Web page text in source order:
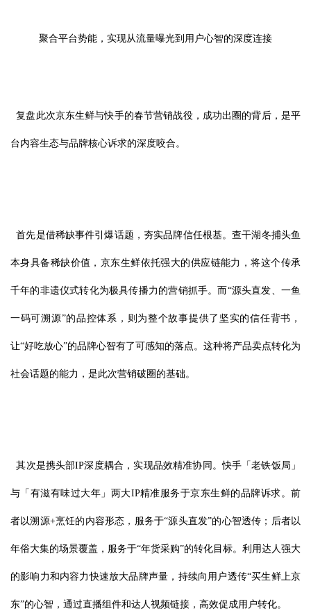
聚合平台势能，实现从流量曝光到用户心智的深度连接
复盘此次京东生鲜与快手的春节营销战役，成功出圈的背后，是平
台内容生态与品牌核心诉求的深度咬合。
首先是借稀缺事件引爆话题，夯实品牌信任根基。查干湖冬捕头鱼
本身具备稀缺价值，京东生鲜依托强大的供应链能力，将这个传承
千年的非遗仪式转化为极具传播力的营销抓手。而“源头直发、一鱼
一码可溯源”的品控体系，则为整个故事提供了坚实的信任背书，
让“好吃放心”的品牌心智有了可感知的落点。这种将产品卖点转化为
社会话题的能力，是此次营销破圈的基础。
其次是携头部IP深度耦合，实现品效精准协同。快手「老铁饭局」
与「有滋有味过大年」两大IP精准服务于京东生鲜的品牌诉求。前
者以溯源+烹饪的内容形态，服务于“源头直发”的心智透传；后者以
年俗大集的场景覆盖，服务于“年货采购”的转化目标。利用达人强大
的影响力和内容力快速放大品牌声量，持续向用户透传“买生鲜上京
东”的心智，通过直播组件和达人视频链接，高效促成用户转化。